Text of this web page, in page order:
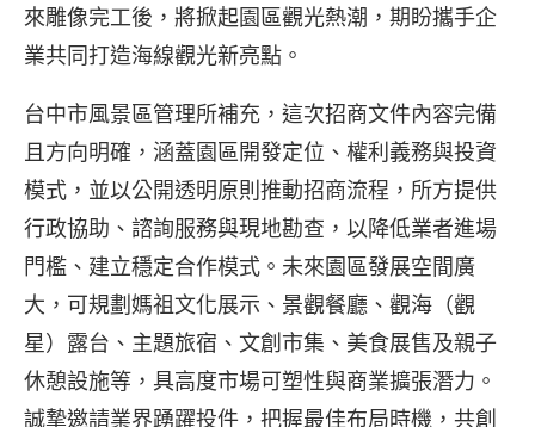
來雕像完工後，將掀起園區觀光熱潮，期盼攜手企
業共同打造海線觀光新亮點。
台中市風景區管理所補充，這次招商文件內容完備
且方向明確，涵蓋園區開發定位、權利義務與投資
模式，並以公開透明原則推動招商流程，所方提供
行政協助、諮詢服務與現地勘查，以降低業者進場
門檻、建立穩定合作模式。未來園區發展空間廣
大，可規劃媽祖文化展示、景觀餐廳、觀海（觀
星）露台、主題旅宿、文創市集、美食展售及親子
休憩設施等，具高度市場可塑性與商業擴張潛力。
誠摯邀請業界踴躍投件，把握最佳布局時機，共創